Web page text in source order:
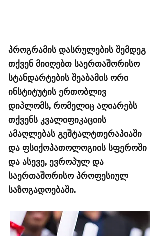
პროგრამის დასრულების შემდეგ
თქვენ მიიღებთ საერთაშორისო
სტანდარტების შეაბამის ორი
ინსტიტუტის ერთობლივ
დიპლომს, რომელიც აღიარებს
თქვენს კვალიფიკაციის
ამაღლებას გეშტალტთერაპიაში
და ფსიქოპათოლოგიის სფეროში
და ასევე, ევროპულ და
საერთაშორისო პროფესიულ
საზოგადოებაში.